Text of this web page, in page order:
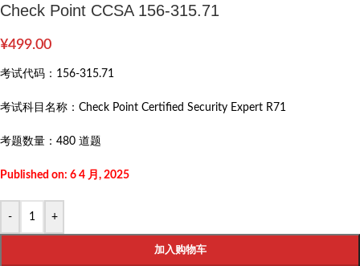
Check Point CCSA 156-315.71
¥499.00
考试代码： 156-315.71
考试科目名称： Check Point Certified Security Expert R71
考题数量： 480 道题
Published on: 6 4 月, 2025
- +
加入购物车